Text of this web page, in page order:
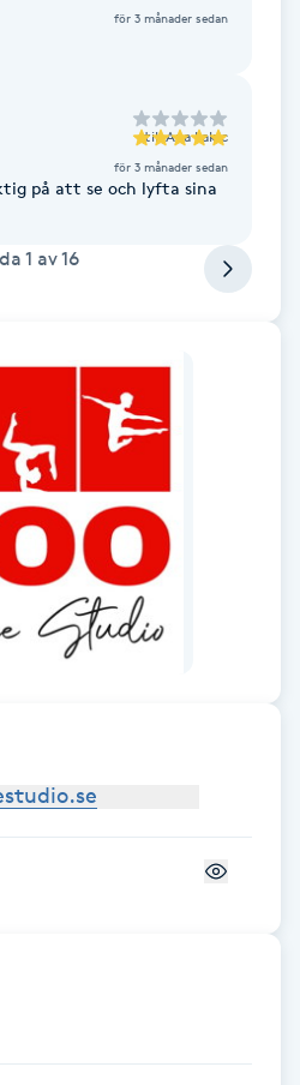
för 3 månader sedan
till Ana Lakic
för 3 månader sedan
på att se och lyfta sina
1 av16